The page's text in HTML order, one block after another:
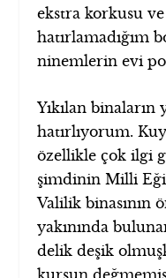
ekstra korkusu
hatırlamadığım
ninemlerin evi
Yıkılan
hatırlıyorum.
özellikle çok ilgi
şimdinin Milli
Valilik binasının
yakınında
delik deşik
kurşun